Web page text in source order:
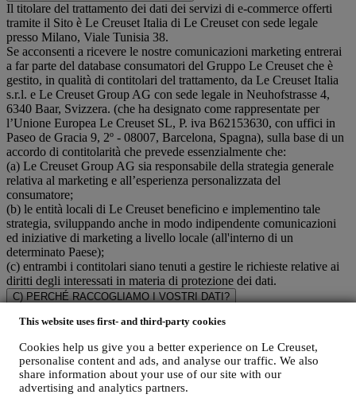
This website uses first- and third-party cookies
Cookies help us give you a better experience on Le Creuset,
personalise content and ads, and analyse our traffic. We also
share information about your use of our site with our
advertising and analytics partners.
Il titolare del trattamento dei dati dei servizi di e-commerce offerti
tramite il Sito è Le Creuset Italia di Le Creuset con sede legale
presso Milano, Viale Tunisia 38.
Se acconsenti a ricevere le nostre comunicazioni marketing entrerai
a far parte del database consumatori del Gruppo Le Creuset che è
gestito, in qualità di contitolari del trattamento, da Le Creuset Italia
s.r.l. e Le Creuset Group AG con sede legale in Neuhofstrasse 4,
6340 Baar, Svizzera. (che ha designato come rappresentate per
l’Unione Europea Le Creuset SL, P. iva B62153630, con uffici in
Paseo de Gracia 9, 2º - 08007, Barcelona, Spagna), sulla base di un
accordo di contitolarità che prevede essenzialmente che:
(a) Le Creuset Group AG sia responsabile della strategia generale
relativa al marketing e all’esperienza personalizzata del
consumatore;
(b) le entità locali di Le Creuset beneficino e implementino tale
strategia, sviluppando anche in modo indipendente comunicazioni
ed iniziative di marketing a livello locale (all'interno di un
determinato Paese);
(c) entrambi i contitolari siano tenuti a gestire le richieste relative ai
diritti degli interessati in materia di protezione dei dati.
C) PERCHÉ RACCOGLIAMO I VOSTRI DATI?
i. PER ADEMPIERE A NOSTRI OBBLIGHI LEGALI
Potremmo essere tenuti a trattare alcuni dati che vi riguardano
per adempiere a nostri obblighi legali e ad altri obblighi
derivanti da istruzioni ricevute da parte di autorità.